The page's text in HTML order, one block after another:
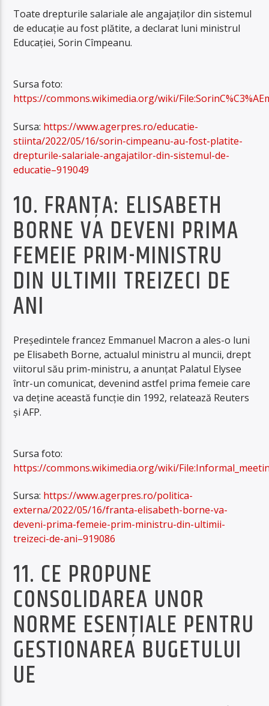
Toate drepturile salariale ale angajaţilor din sistemul
de educaţie au fost plătite, a declarat luni ministrul
Educaţiei, Sorin Cîmpeanu.
Sursa foto:
https://commons.wikimedia.org/wiki/
Sursa: https://www.agerpres.ro/educatie-
stiinta/2022/05/16/sorin-cimpeanu-au-fost-platite-
drepturile-salariale-angajatilor-din-sistemul-de-
educatie–919049
10. FRANŢA: ELISABETH
BORNE VA DEVENI PRIMA
FEMEIE PRIM-MINISTRU
DIN ULTIMII TREIZECI DE
ANI
Preşedintele francez Emmanuel Macron a ales-o luni
pe Elisabeth Borne, actualul ministru al muncii, drept
viitorul său prim-ministru, a anunţat Palatul Elysee
într-un comunicat, devenind astfel prima femeie care
va deţine această funcţie din 1992, relatează Reuters
şi AFP.
Sursa foto:
https://commons.wikimedia.org/wiki/
Sursa: https://www.agerpres.ro/politica-
externa/2022/05/16/franta-elisabeth-borne-va-
deveni-prima-femeie-prim-ministru-din-ultimii-
treizeci-de-ani–919086
11. CE PROPUNE
CONSOLIDAREA UNOR
NORME ESENŢIALE PENTRU
GESTIONAREA BUGETULUI
UE